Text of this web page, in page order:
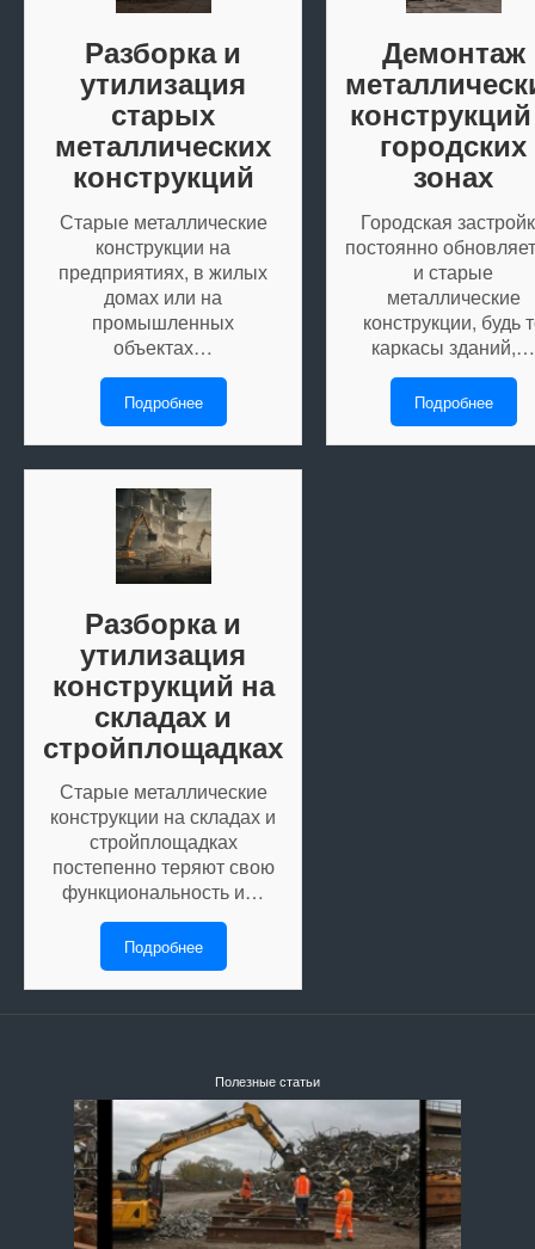
Разборка и
утилизация
старых
металлических
конструкций
Старые металлические
конструкции на
предприятиях, в жилых
домах или на
промышленных
объектах…
Подробнее
Демонтаж
городских
зонах
Городская
постоянно
и старые
металлические
конструкции, будь
каркасы зданий,…
Подробнее
Разборка и
утилизация
конструкций на
складах и
стройплощадках
Старые металлические
конструкции на складах и
стройплощадках
постепенно теряют свою
функциональность и…
Подробнее
Полезные статьи